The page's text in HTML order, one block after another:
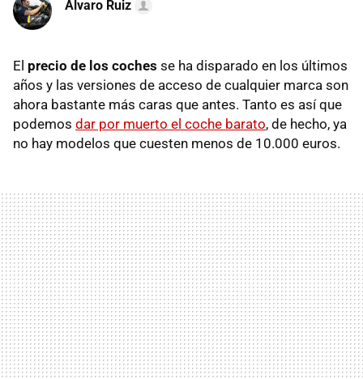
Álvaro Ruiz
El precio de los coches se ha disparado en los últimos
años y las versiones de acceso de cualquier marca son
ahora bastante más caras que antes. Tanto es así que
podemos dar por muerto el coche barato, de hecho, ya
no hay modelos que cuesten menos de 10.000 euros.